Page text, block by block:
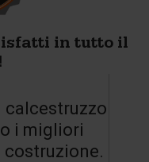
in tutto il
calcestruzzo
i migliori